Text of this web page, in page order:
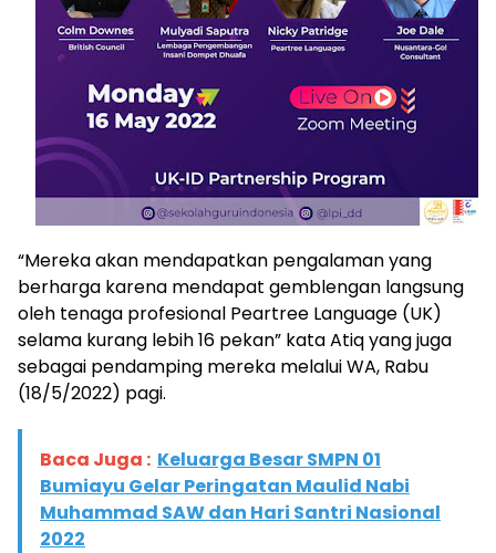
“Mereka akan mendapatkan pengalaman yang
berharga karena mendapat gemblengan langsung
oleh tenaga profesional Peartree Language (UK)
selama kurang lebih 16 pekan” kata Atiq yang juga
sebagai pendamping mereka melalui WA, Rabu
(18/5/2022) pagi.
Baca Juga : Keluarga Besar SMPN 01
Bumiayu Gelar Peringatan Maulid Nabi
Muhammad SAW dan Hari Santri Nasional
2022